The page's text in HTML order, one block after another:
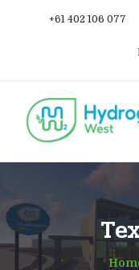
+61 402 106 077